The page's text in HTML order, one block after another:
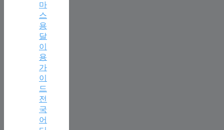
마
스
용
달
이
용
가
이
드
전
국
어